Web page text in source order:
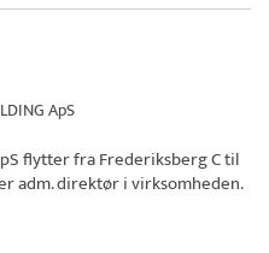
ApS
flytter fra Frederiksberg C til
adm. direktør i virksomheden.